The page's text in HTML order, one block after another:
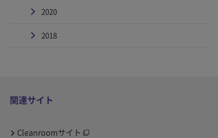
2020
2018
関連サイト
Cleanroomサイト